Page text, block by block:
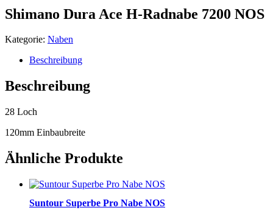
Shimano Dura Ace H-Radnabe 7200 NOS
Kategorie: Naben
Beschreibung
Beschreibung
28 Loch
120mm Einbaubreite
Ähnliche Produkte
Suntour Superbe Pro Nabe NOS